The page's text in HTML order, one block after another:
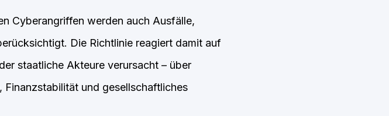
Cyberangriffen werden auch Ausfälle,
Die Richtlinie reagiert damit auf
staatliche Akteure verursacht – über
und gesellschaftliches